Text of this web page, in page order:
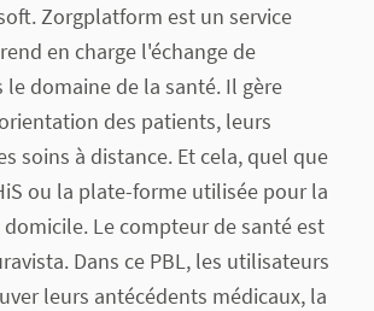
Zorgplatform est un service
en charge l'échange de
le domaine de la santé. Il gère
des patients, leurs
soins à distance. Et cela, quel que
ou la plate-forme utilisée pour la
Le compteur de santé est
Dans ce PBL, les utilisateurs
leurs antécédents médicaux, la